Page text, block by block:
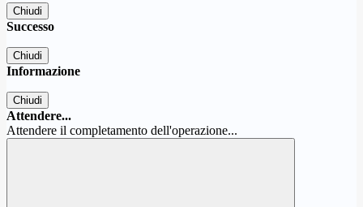
Chiudi
Successo
Chiudi
Informazione
Chiudi
Attendere...
Attendere il completamento dell'operazione...